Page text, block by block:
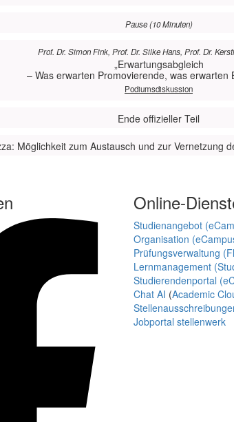
Pause (10 Minuten)
Prof. Dr. Simon Fink, Prof. Dr. Silke Hans, Prof. Dr.
„Erwartungsabgleich
– Was erwarten Promovierende, was erwarten
Podiumsdiskussion
Ende offizieller Teil
Möglichkeit zum Austausch und zur Vernetzung
Online-
Studienangebot
Organisation
Prüfungsverwaltung
Lernmanagement
Studierendenportal
Chat AI (Academic
Jobportal stellenwerk